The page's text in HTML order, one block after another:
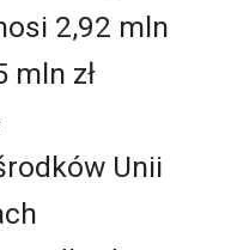
2,92 mln
mln zł
Unii